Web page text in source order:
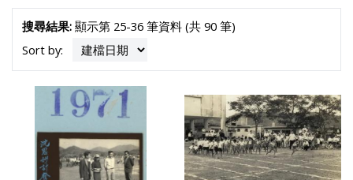
搜尋結果:顯示第 25-36 筆資料 (共 90 筆)
Sort by: